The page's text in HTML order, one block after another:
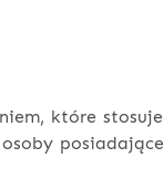
które